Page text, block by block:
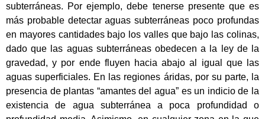
subterráneas. Por ejemplo, debe tenerse presente que es
más probable detectar aguas subterráneas poco profundas
en mayores cantidades bajo los valles que bajo las colinas,
dado que las aguas subterráneas obedecen a la ley de la
gravedad, y por ende fluyen hacia abajo al igual que las
aguas superficiales. En las regiones áridas, por su parte, la
presencia de plantas “amantes del agua” es un indicio de la
existencia de agua subterránea a poca profundidad o